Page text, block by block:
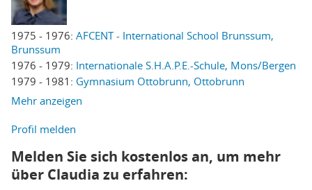
1975 - 1976: AFCENT - International School Brunssum,
Brunssum
1976 - 1979: Internationale S.H.A.P.E.-Schule, Mons/Bergen
1979 - 1981: Gymnasium Ottobrunn, Ottobrunn
Mehr anzeigen
Profil melden
Melden Sie sich kostenlos an, um mehr
über Claudia zu erfahren: